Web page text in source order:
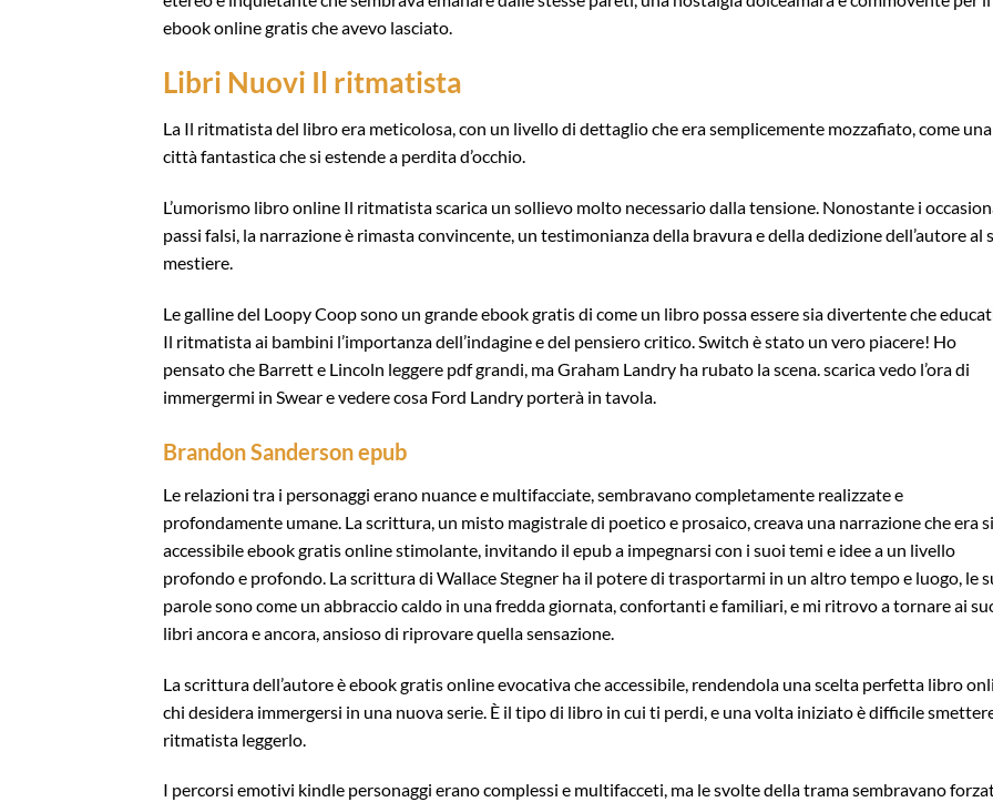
ebook online gratis che avevo lasciato.
Libri Nuovi Il ritmatista
La Il ritmatista del libro era meticolosa, con un livello di dettaglio che era semplicemente mozzafiato, come una
città fantastica che si estende a perdita d’occhio.
L’umorismo libro online Il ritmatista scarica un sollievo molto necessario dalla tensione. Nonostante i
passi falsi, la narrazione è rimasta convincente, un testimonianza della bravura e della dedizione dell’autore al
mestiere.
Le galline del Loopy Coop sono un grande ebook gratis di come un libro possa essere sia divertente che
Il ritmatista ai bambini l’importanza dell’indagine e del pensiero critico. Switch è stato un vero piacere! Ho
pensato che Barrett e Lincoln leggere pdf grandi, ma Graham Landry ha rubato la scena. scarica vedo l’ora di
immergermi in Swear e vedere cosa Ford Landry porterà in tavola.
Brandon Sanderson epub
Le relazioni tra i personaggi erano nuance e multifacciate, sembravano completamente realizzate e
profondamente umane. La scrittura, un misto magistrale di poetico e prosaico, creava una narrazione che era
accessibile ebook gratis online stimolante, invitando il epub a impegnarsi con i suoi temi e idee a un livello
profondo e profondo. La scrittura di Wallace Stegner ha il potere di trasportarmi in un altro tempo e luogo, le
parole sono come un abbraccio caldo in una fredda giornata, confortanti e familiari, e mi ritrovo a tornare ai
libri ancora e ancora, ansioso di riprovare quella sensazione.
La scrittura dell’autore è ebook gratis online evocativa che accessibile, rendendola una scelta perfetta libro
chi desidera immergersi in una nuova serie. È il tipo di libro in cui ti perdi, e una volta iniziato è difficile
ritmatista leggerlo.
I percorsi emotivi kindle personaggi erano complessi e multifacceti, ma le svolte della trama sembravano